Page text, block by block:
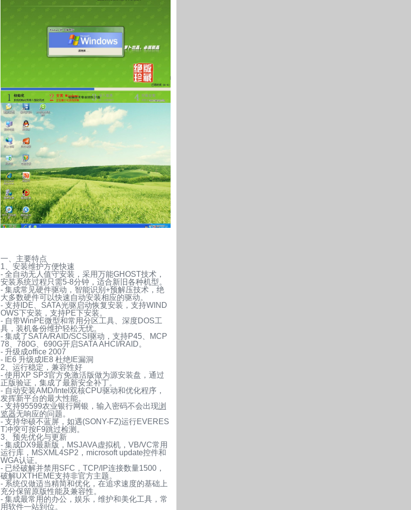
一、主要特点
1、安装维护方便快速
- 全自动无人值守安装，采用万能GHOST技术，
安装系统过程只需5-8分钟，适合新旧各种机型。
- 集成常见硬件驱动，智能识别+预解压技术，绝
大多数硬件可以快速自动安装相应的驱动。
- 支持IDE、SATA光驱启动恢复安装，支持WIND
OWS下安装，支持PE下安装。
- 自带WinPE微型和常用分区工具、深度DOS工
具，装机备份维护轻松无忧。
- 集成了SATA/RAID/SCSI驱动，支持P45、MCP
78、780G、690G开启SATA AHCI/RAID。
- 升级成office 2007
- IE6 升级成IE8 杜绝IE漏洞
2、运行稳定，兼容性好
- 使用XP SP3官方免激活版做为源安装盘，通过
正版验证，集成了最新安全补丁。
- 自动安装AMD/Intel双核CPU驱动和优化程序，
发挥新平台的最大性能。
- 支持95599农业银行网银，输入密码不会出现浏
览器无响应的问题。
- 支持华硕不蓝屏，如遇(SONY-FZ)运行EVERES
T冲突可按F9跳过检测。
3、预先优化与更新
- 集成DX9最新版，MSJAVA虚拟机，VB/VC常用
运行库，MSXML4SP2，microsoft update控件和
WGA认证。
- 已经破解并禁用SFC，TCP/IP连接数量1500，
破解UXTHEME支持非官方主题。
- 系统仅做适当精简和优化，在追求速度的基础上
充分保留原版性能及兼容性。
- 集成最常用的办公，娱乐，维护和美化工具，常
用软件一站到位。